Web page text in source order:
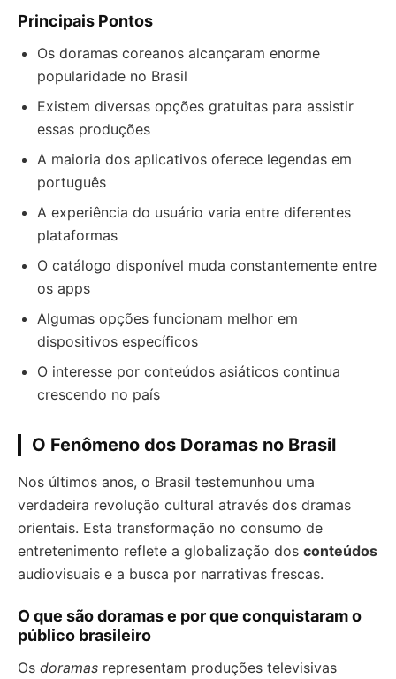
Principais Pontos
Os doramas coreanos alcançaram enorme
popularidade no Brasil
Existem diversas opções gratuitas para assistir
essas produções
A maioria dos aplicativos oferece legendas em
português
A experiência do usuário varia entre diferentes
plataformas
O catálogo disponível muda constantemente entre
os apps
Algumas opções funcionam melhor em
dispositivos específicos
O interesse por conteúdos asiáticos continua
crescendo no país
O Fenômeno dos Doramas no Brasil
Nos últimos anos, o Brasil testemunhou uma
verdadeira revolução cultural através dos dramas
orientais. Esta transformação no consumo de
entretenimento reflete a globalização dos conteúdos
audiovisuais e a busca por narrativas frescas.
O que são doramas e por que conquistaram o
público brasileiro
Os doramas representam produções televisivas